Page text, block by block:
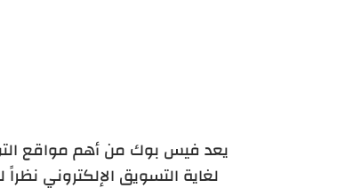
يعد فيس بوك من أهم مواقع
لغاية التسويق الإلكتروني